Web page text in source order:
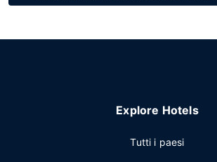
Explore Hotels
Tutti i paesi